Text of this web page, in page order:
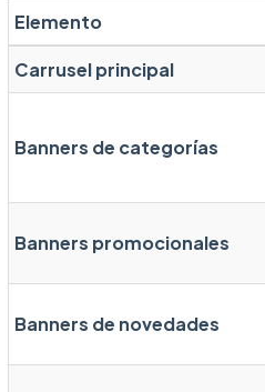
Elemento
Carrusel principal
Banners de categorías
Banners promocionales
Banners de novedades